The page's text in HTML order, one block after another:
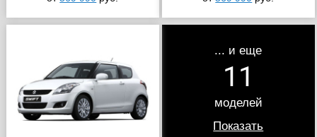
... и еще
11
моделей
Показать